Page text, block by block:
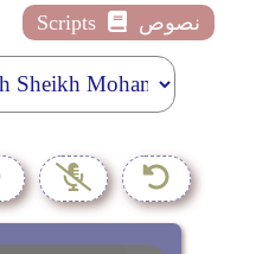
Scripts نصوص